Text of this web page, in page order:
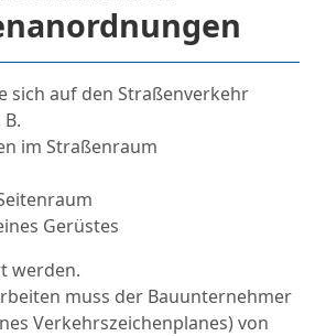
sich auf den Straßenverkehr
im Straßenraum
Gerüstes
werden.
muss der Bauunternehmer
Verkehrszeichenplanes) von